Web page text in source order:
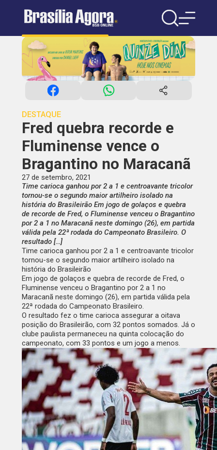
DESTAQUE
Fred quebra recorde e
Fluminense vence o
Bragantino no Maracanã
27 de setembro, 2021
Time carioca ganhou por 2 a 1 e centroavante tricolor
tornou-se o segundo maior artilheiro isolado na
história do Brasileirão Em jogo de golaços e quebra
de recorde de Fred, o Fluminense venceu o Bragantino
por 2 a 1 no Maracanã neste domingo (26), em partida
válida pela 22ª rodada do Campeonato Brasileiro. O
resultado […]
Time carioca ganhou por 2 a 1 e centroavante tricolor
tornou-se o segundo maior artilheiro isolado na
história do Brasileirão
Em jogo de golaços e quebra de recorde de Fred, o
Fluminense venceu o Bragantino por 2 a 1 no
Maracanã neste domingo (26), em partida válida pela
22ª rodada do Campeonato Brasileiro.
O resultado fez o time carioca assegurar a oitava
posição do Brasileirão, com 32 pontos somados. Já o
clube paulista permaneceu na quinta colocação do
campeonato, com 33 pontos e um jogo a menos.